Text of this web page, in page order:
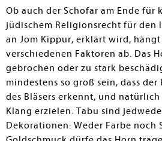
Ob auch der Schofar am Ende für
jüdischem Religionsrecht für den
an Jom Kippur, erklärt wird,
verschiedenen Faktoren ab. Das
gebrochen oder zu stark
mindestens so groß sein, dass der
des Bläsers erkennt, und
Klang erzielen. Tabu sind
Dekorationen: Weder Farbe noch